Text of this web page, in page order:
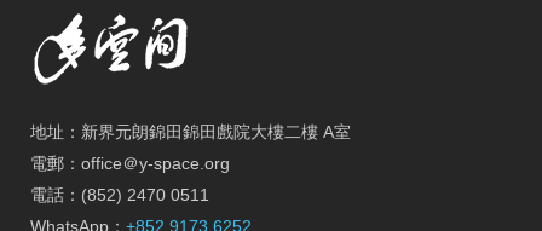
地址：新界元朗錦田錦田戲院大樓二樓 A室
電郵：office＠y-space.org
電話：(852) 2470 0511
WhatsApp： +852 9173 6252